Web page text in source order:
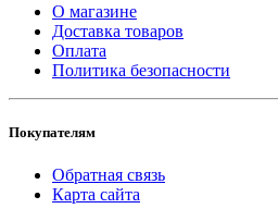
О магазине
Доставка товаров
Оплата
Политика безопасности
Покупателям
Обратная связь
Карта сайта